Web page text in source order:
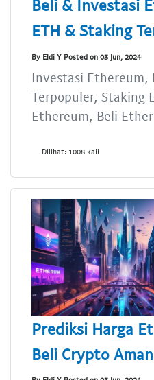
Beli & Investasi
ETH & Staking
By Eldi Y Posted on 03 Jun, 2024
Investasi Ethereum,
Terpopuler, Staking
Ethereum, Beli
Dilihat: 1008 kali
Prediksi Harga
Beli Crypto